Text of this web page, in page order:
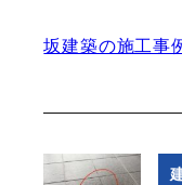
坂建築の施工事